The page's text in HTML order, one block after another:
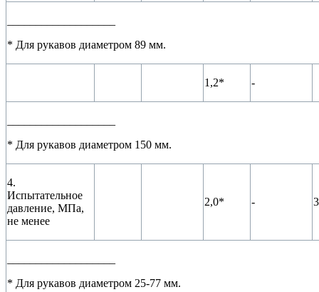
* Для рукавов диаметром 89 мм.
1,2* -
* Для рукавов диаметром 150 мм.
4.
Испытательное
давление, МПа,
не менее
2,0* -
* Для рукавов диаметром 25-77 мм.